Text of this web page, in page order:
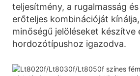
teljesítmény, a rugalmasság
erőteljes kombinációját
minőségű jelöléseket készítve
hordozótípushoz igazodva.